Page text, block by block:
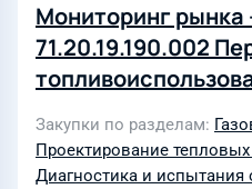
Мониторинг
71.20.19.190.002
нормированию
условного топлива
оборудовани, 4 и
Закупки по разделам
Проектирование
Диагностика и испытания